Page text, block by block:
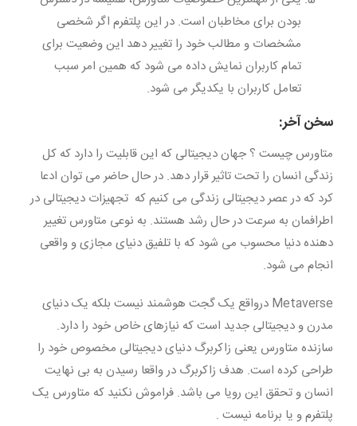
بودن برای مخاطبان است. در این پلتفرم اگر شخصی
مشخصات و مطالب خود را تغییر دهد این وضعیت برای
تمام کاربران نمایش داده می شود که همین امر سبب
تعامل کاربران با یکدیگر می شود.
سخن آخر:
متاورس چیست ؟ جهان دیجیتالی که این قابلیت را دارد که کل
زندگی انسان را تحت تاثیر قرار دهد. در حال حاضر می توان ادعا
کرد که در عصر دیجیتالی زندگی می کنیم که تجهیزات دیجیتالی در
اطرافمان به سرعت در حال رشد هستند. به نوعی متاورس تغییر
دهنده دنیا محسوب می شود که با تلفیق دنیای مجازی و واقعی
انجام می شود.
Metaverse درواقع یک گجت هوشمند نیست بلکه یک دنیای
مدرن و دیجیتالی جدید است که نیازهای خاص خود را دارد.
سازنده متاورس یعنی زاکربرگ دنیای دیجیتالی مخصوص خود را
طراحی کرده است. هدف زاکربرگ در واقعا رسیدن به بی نهایت
انسان و تحقق این رویا می باشد. فراموش نکنید که متاورس یک
پلتفرم و یا برنامه نیست .